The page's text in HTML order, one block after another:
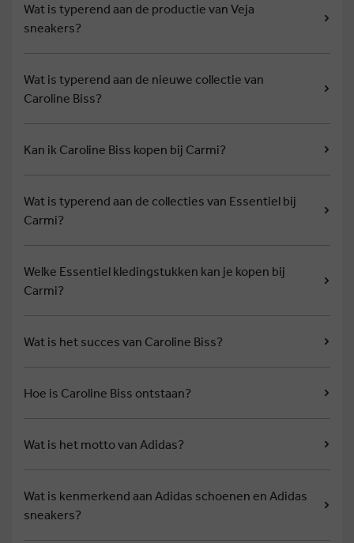
Wat is typerend aan de productie van Veja
sneakers?
Wat is typerend aan de nieuwe collectie van
Caroline Biss?
Kan ik Caroline Biss kopen bij Carmi?
Wat is typerend aan de collecties van Essentiel bij
Carmi?
Welke Essentiel kledingstukken kan je kopen bij
Carmi?
Wat is het succes van Caroline Biss?
Hoe is Caroline Biss ontstaan?
Wat is het motto van Adidas?
Wat is kenmerkend aan Adidas schoenen en Adidas
sneakers?